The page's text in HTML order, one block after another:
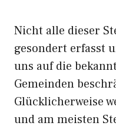
Nicht alle dieser
gesondert erfasst
uns auf die
Gemeinden
Glücklicherweise
und am meisten